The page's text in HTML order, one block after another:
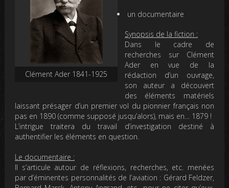
Clément Ader 1841-1925
un documentaire
Synopsis de la fiction :
Dans le cadre de
recherches sur Clément
Ader en vue de la
rédaction d’un ouvrage,
son auteur a découvert
des éléments matériels
laissant présager d’un premier vol du pionnier français non
pas en 1890 (comme supposé jusqu’alors), mais en… 1879 !
L’intrigue traitera du travail d’investigation destiné à
authentifier les éléments en question.
Le documentaire :
Il s’articule autour de réflexions, recherches, etc. menées
par d’éminentes personnalités de l’aviation : Gérard Feldzer,